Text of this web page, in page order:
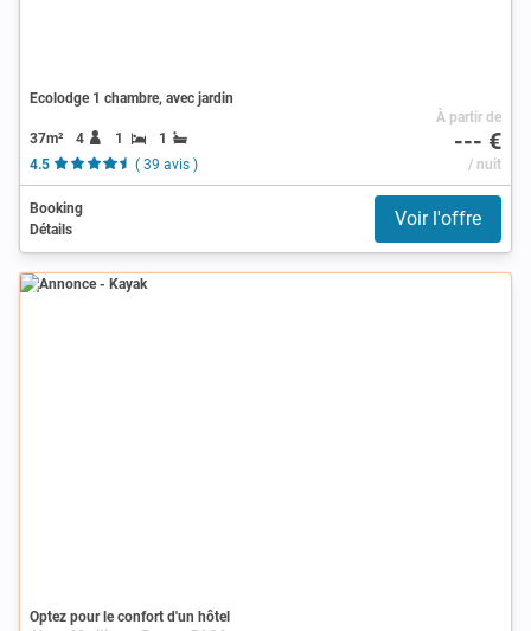
Ecolodge 1 chambre, avec jardin
37m² 4 1
1
4.5
( 39 avis )
À partir de
--- €
/ nuit
Booking
Détails
Voir l'offre
Annonce
Optez pour le confort d'un hôtel